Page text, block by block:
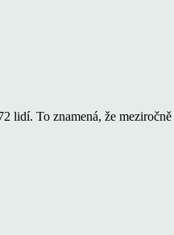
lidí. To znamená, že